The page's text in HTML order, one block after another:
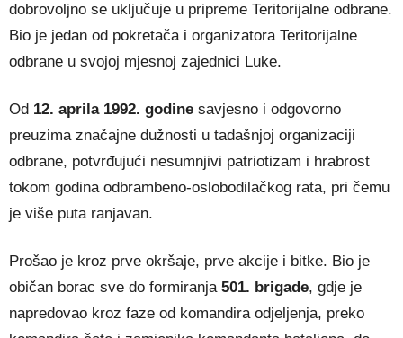
dobrovoljno se uključuje u pripreme Teritorijalne odbrane.
Bio je jedan od pokretača i organizatora Teritorijalne
odbrane u svojoj mjesnoj zajednici Luke.
Od 12. aprila 1992. godine savjesno i odgovorno
preuzima značajne dužnosti u tadašnjoj organizaciji
odbrane, potvrđujući nesumnjivi patriotizam i hrabrost
tokom godina odbrambeno-oslobodilačkog rata, pri čemu
je više puta ranjavan.
Prošao je kroz prve okršaje, prve akcije i bitke. Bio je
običan borac sve do formiranja 501. brigade, gdje je
napredovao kroz faze od komandira odjeljenja, preko